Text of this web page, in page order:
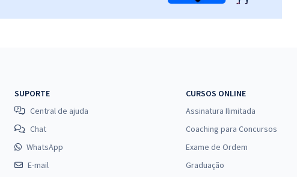
SUPORTE
Central de ajuda
Chat
WhatsApp
E-mail
CURSOS ONLINE
Assinatura Ilimitada
Coaching para Concursos
Exame de Ordem
Graduação